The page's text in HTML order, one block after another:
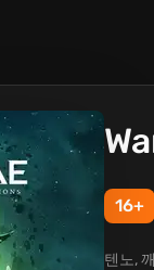
16+
텐노,